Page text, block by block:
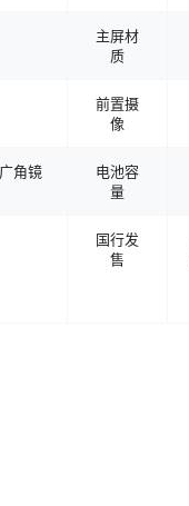
主屏材
质
前置摄
像
角镜
电池容
量
国行发
售